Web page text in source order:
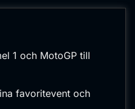
1 och MotoGP till
favoritevent och